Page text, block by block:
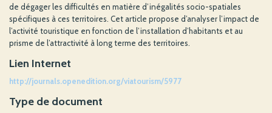
de dégager les difficultés en matière d’inégalités socio-spatiales
spécifiques à ces territoires. Cet article propose d’analyser l’impact de
l’activité touristique en fonction de l’installation d’habitants et au
prisme de l’attractivité à long terme des territoires.
Lien Internet
http://journals.openedition.org/viatourism/5977
Type de document